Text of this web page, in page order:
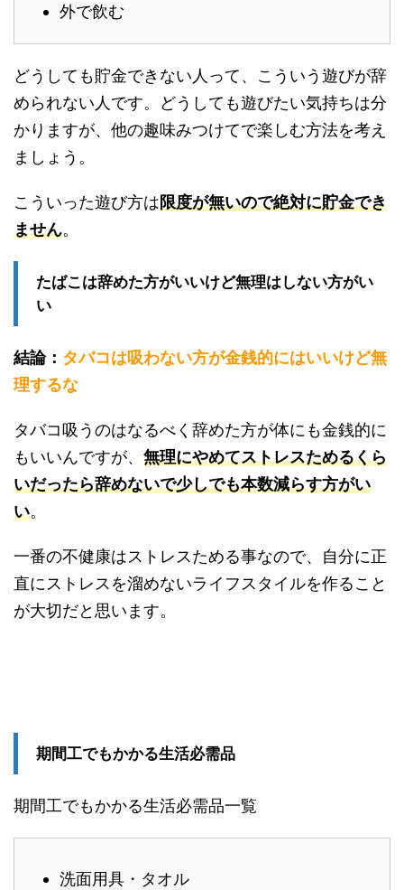
外で飲む
どうしても貯金できない人って、こういう遊びが辞
められない人です。どうしても遊びたい気持ちは分
かりますが、他の趣味みつけてで楽しむ方法を考え
ましょう。
こういった遊び方は限度が無いので絶対に貯金でき
ません。
たばこは辞めた方がいいけど無理はしない方がい
い
結論： タバコは吸わない方が金銭的にはいいけど無
理するな
タバコ吸うのはなるべく辞めた方が体にも金銭的に
もいいんですが、 無理にやめてストレスためるくら
いだったら辞めないで少しでも本数減らす方がい
い。
一番の不健康はストレスためる事なので、自分に正
直にストレスを溜めないライフスタイルを作ること
が大切だと思います。
期間工でもかかる生活必需品
期間工でもかかる生活必需品一覧
洗面用具・タオル